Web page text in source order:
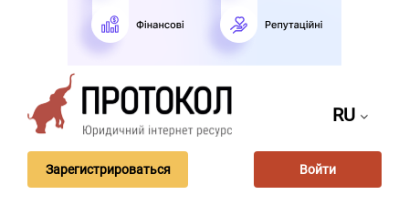
RU
Зарегистрироваться Войти